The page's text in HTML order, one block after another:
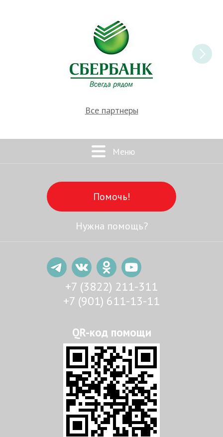
Все партнеры
Меню
Помочь!
Нужна помощь?
+7 (3822) 211-311
+7 (901) 611-13-11